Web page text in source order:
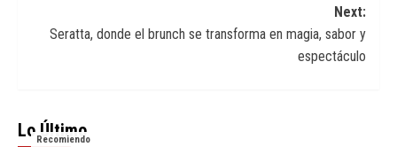
Next:
Seratta, donde el brunch se transforma en magia, sabor y
espectáculo
Lo Último
Recomiendo